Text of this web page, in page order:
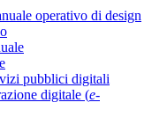
operativo di design
pubblici digitali
digitale (e-